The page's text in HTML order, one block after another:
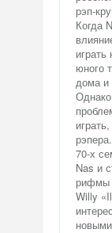
рэп-
Когда
юного
дома и
70-х
Nas и
рифмы
Willy